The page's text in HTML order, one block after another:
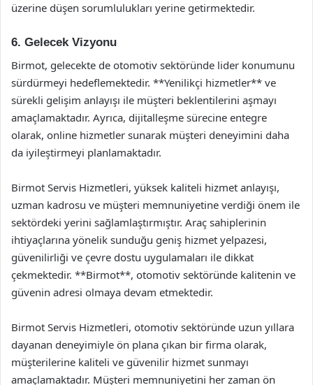
üzerine düşen sorumlulukları yerine getirmektedir.
6. Gelecek Vizyonu
Birmot, gelecekte de otomotiv sektöründe lider konumunu
sürdürmeyi hedeflemektedir. **Yenilikçi hizmetler** ve
sürekli gelişim anlayışı ile müşteri beklentilerini aşmayı
amaçlamaktadır. Ayrıca, dijitalleşme sürecine entegre
olarak, online hizmetler sunarak müşteri deneyimini daha
da iyileştirmeyi planlamaktadır.
Birmot Servis Hizmetleri, yüksek kaliteli hizmet anlayışı,
uzman kadrosu ve müşteri memnuniyetine verdiği önem ile
sektördeki yerini sağlamlaştırmıştır. Araç sahiplerinin
ihtiyaçlarına yönelik sunduğu geniş hizmet yelpazesi,
güvenilirliği ve çevre dostu uygulamaları ile dikkat
çekmektedir. **Birmot**, otomotiv sektöründe kalitenin ve
güvenin adresi olmaya devam etmektedir.
Birmot Servis Hizmetleri, otomotiv sektöründe uzun yıllara
dayanan deneyimiyle ön plana çıkan bir firma olarak,
müşterilerine kaliteli ve güvenilir hizmet sunmayı
amaçlamaktadır. Müşteri memnuniyetini her zaman ön